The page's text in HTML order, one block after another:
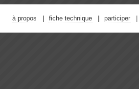
à propos fiche technique participer